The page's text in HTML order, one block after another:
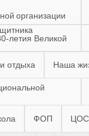
организации
летия Великой
отдыха Наша
ФОП ЦОС